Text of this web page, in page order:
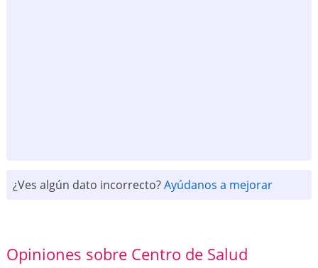
¿Ves algún dato incorrecto?Ayúdanos a mejorar
Opiniones sobre Centro de Salud